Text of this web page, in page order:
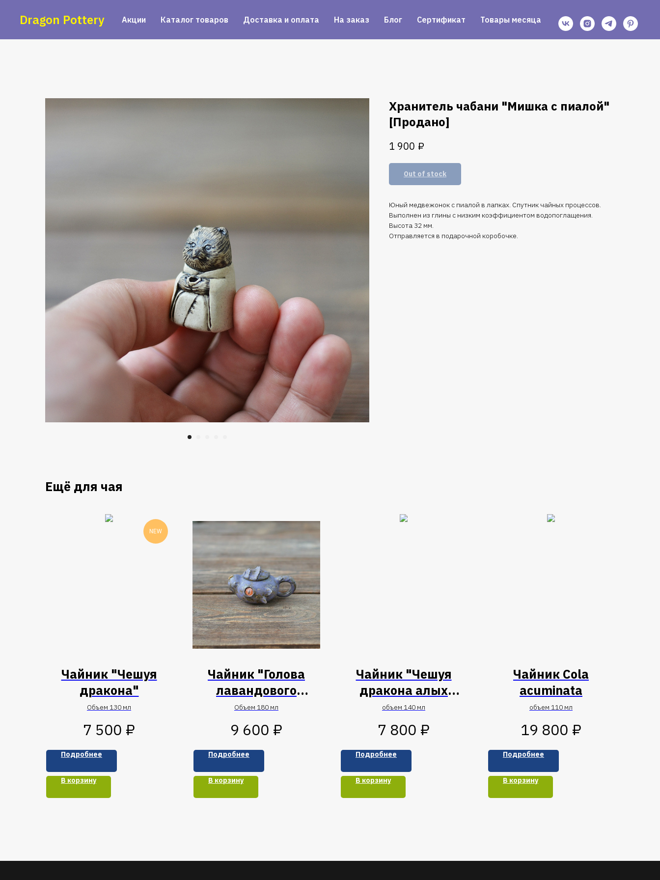
Dragon Pottery Акции Каталог товаров Доставка и оплата На заказ Блог Сертификат Товары месяца
Хранитель чабани "Мишка с пиалой"
[Продано]
1 900 ₽
Out of stock
Юный медвежонок с пиалой в лапках. Спутник чайных процессов.
Выполнен из глины с низким коэффициентом водопоглащения.
Высота 32 мм.
Отправляется в подарочной коробочке.
Ещё для чая
NEW
Чайник "Чешуя
дракона"
Объем 130 мл
7 500 ₽
Подробнее
В корзину
Чайник "Голова
лавандового
дракона"
Объем 180 мл
9 600 ₽
Подробнее
В корзину
Чайник "Чешуя
дракона алых
цветов"
объем 140 мл
7 800 ₽
Подробнее
В корзину
Чайник Cola
acuminata
объем 110 мл
19 800 ₽
Подробнее
В корзину